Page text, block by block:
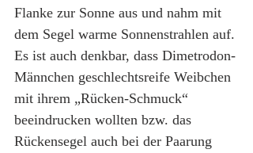
Flanke zur Sonne aus und nahm mit
dem Segel warme Sonnenstrahlen auf.
Es ist auch denkbar, dass Dimetrodon-
Männchen geschlechtsreife Weibchen
mit ihrem „Rücken-Schmuck“
beeindrucken wollten bzw. das
Rückensegel auch bei der Paarung